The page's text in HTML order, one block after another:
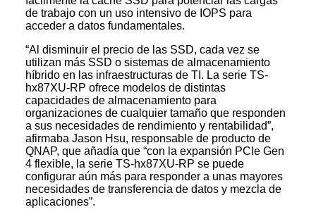
de trabajo con un uso intensivo de IOPS para
acceder a datos fundamentales.
“Al disminuir el precio de las SSD, cada vez se
utilizan más SSD o sistemas de almacenamiento
híbrido en las infraestructuras de TI. La serie TS-
hx87XU-RP ofrece modelos de distintas
capacidades de almacenamiento para
organizaciones de cualquier tamaño que responden
a sus necesidades de rendimiento y rentabilidad”,
afirmaba Jason Hsu, responsable de producto de
QNAP, que añadía que “con la expansión PCIe Gen
4 flexible, la serie TS-hx87XU-RP se puede
configurar aún más para responder a unas mayores
necesidades de transferencia de datos y mezcla de
aplicaciones”.